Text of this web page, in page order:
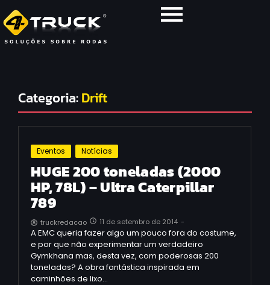
Categoria:Drift
Eventos Notícias
HUGE 200 toneladas (2000
HP, 78L) – Ultra Caterpillar
789
truckredacao 11 de setembro de 2014 -
A EMC queria fazer algo um pouco fora do costume,
e por que não experimentar um verdadeiro
Gymkhana mas, desta vez, com poderosas 200
toneladas? A obra fantástica inspirada em
caminhões de lixo…